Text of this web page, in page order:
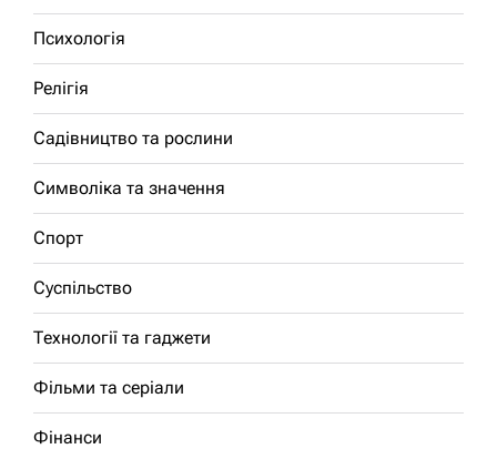
Психологія
Релігія
Садівництво та рослини
Символіка та значення
Спорт
Суспільство
Технології та гаджети
Фільми та серіали
Фінанси